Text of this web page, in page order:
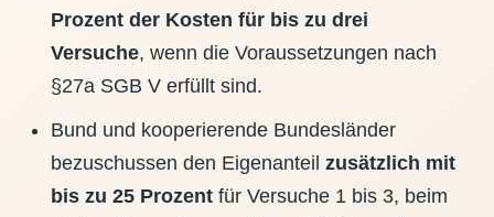
Prozent der Kosten für bis zu drei
Versuche, wenn die Voraussetzungen nach
§27a SGB V erfüllt sind.
Bund und kooperierende Bundesländer
bezuschussen den Eigenanteilzusätzlich mit
bis zu 25 Prozent für Versuche 1 bis 3, beim